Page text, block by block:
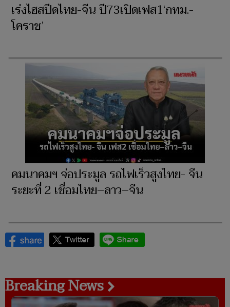
เร่งไฮสปีดไทย-จีน ปี73เปิดเฟส1‘กทม.-
โคราช’
คมนาคมฯ จ่อประมูล รถไฟเร็วสูงไทย- จีน
ระยะที่ 2 เชื่อมไทย–ลาว–จีน
Breaking News